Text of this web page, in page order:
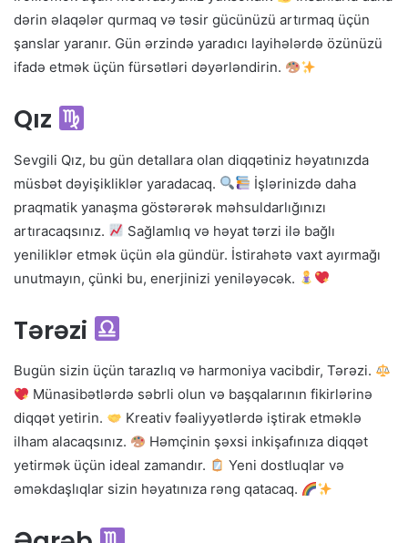
dərin əlaqələr qurmaq və təsir gücünüzü artırmaq üçün
şanslar yaranır. Gün ərzində yaradıcı layihələrdə özünüzü
ifadə etmək üçün fürsətləri dəyərləndirin.
Qız
Sevgili Qız, bu gün detallara olan diqqətiniz həyatınızda
müsbət dəyişikliklər yaradacaq.
İşlərinizdə daha
praqmatik yanaşma göstərərək məhsuldarlığınızı
artıracaqsınız.
Sağlamlıq və həyat tərzi ilə bağlı
yeniliklər etmək üçün əla gündür. İstirahətə vaxt ayırmağı
unutmayın, çünki bu, enerjinizi yeniləyəcək.
Tərəzi
Bugün sizin üçün tarazlıq və harmoniya vacibdir, Tərəzi.
Münasibətlərdə səbrli olun və başqalarının fikirlərinə
diqqət yetirin.
Kreativ fəaliyyətlərdə iştirak etməklə
ilham alacaqsınız.
Həmçinin şəxsi inkişafınıza diqqət
yetirmək üçün ideal zamandır.
Yeni dostluqlar və
əməkdaşlıqlar sizin həyatınıza rəng qatacaq.